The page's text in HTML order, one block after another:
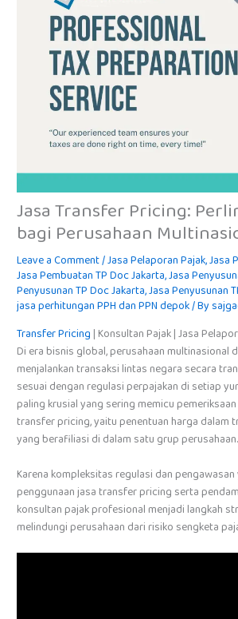
Jasa Transfer Pricing:
bagi Perusahaan
Leave a Comment/Jasa Pelaporan Pajak,Jasa
Jasa Pembuatan TP Doc Jakarta,Jasa
Penyusunan TP Doc Jakarta,Jasa Penyusunan
jasa perhitungan PPH dan PPN depok/ By
Transfer Pricing | Konsultan Pajak | Jasa
Di era bisnis global, perusahaan multinasional
menjalankan transaksi lintas negara secara
sesuai dengan regulasi perpajakan di setiap
paling krusial yang sering memicu
transfer pricing, yaitu penentuan harga dalam
yang berafiliasi di dalam satu grup perusahaan.
Karena kompleksitas regulasi dan
penggunaan jasa transfer pricing serta
konsultan pajak profesional menjadi langkah
melindungi perusahaan dari risiko sengketa